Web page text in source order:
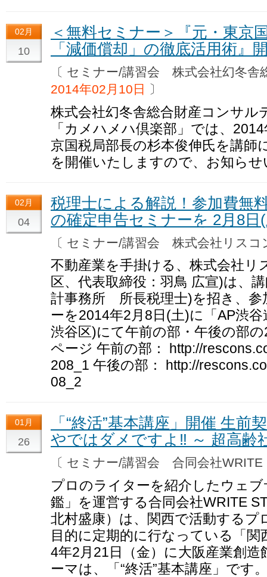
02月
10
＜無料セミナー＞『元・東京
「減価償却」の徹底活用術』
〔 セミナー/講習会 株式会社幻冬
2014年02月10日
〕
株式会社幻冬舎総合財産コンサル
「カメハメハ倶楽部」では、
京国税局部長の杉本俊伸氏を講師
を開催いたしますので、お知ら
02月
04
税理士による解説！参加費無
の確定申告セミナーを 2月8日
〔 セミナー/講習会 株式会社リス
不動産業を手掛ける、株式会社リ
区、代表取締役：羽鳥 広宣)は、
計事務所 所長税理士)を招き、参
ーを2014年2月8日(土)に「AP渋
渋谷区)にて午前の部・午後の部
ページ 午前の部： http://
208_1 午後の部： http://
08_2
01月
26
「“終活”基本講座」開催 生前
やではダメですよ‼ ～ 超高齢
〔 セミナー/講習会 合同会社
プロのライターを紹介したウェ
鑑」を運営する合同会社WRITE
北村盛康）は、関西で活動するプ
目的に定期的に行なっている「
4年2月21日（金）に大阪産業創
ーマは、「“終活”基本講座」です